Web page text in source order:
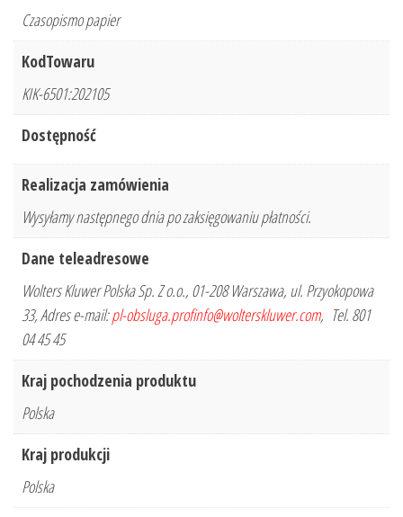
Czasopismo papier
KodTowaru
KIK-6501:202105
Dostępność
Realizacja zamówienia
Wysyłamy następnego dnia po zaksięgowaniu płatności.
Dane teleadresowe
Wolters Kluwer Polska Sp. Z o.o., 01-208 Warszawa, ul. Przyokopowa
33, Adres e-mail:pl-obsluga.profinfo@wolterskluwer.com, Tel. 801
04 45 45
Kraj pochodzenia produktu
Polska
Kraj produkcji
Polska